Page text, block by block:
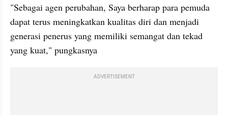
"Sebagai agen perubahan, Saya berharap para pemuda
dapat terus meningkatkan kualitas diri dan menjadi
generasi penerus yang memiliki semangat dan tekad
yang kuat," pungkasnya
ADVERTISEMENT